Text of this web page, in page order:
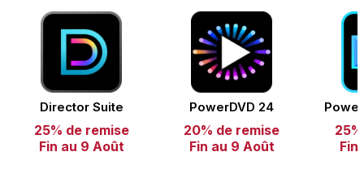
Director Suite
25% de remise
Fin au 9 Août
PowerDVD 24
20% de remise
Fin au 9 Août
Fin